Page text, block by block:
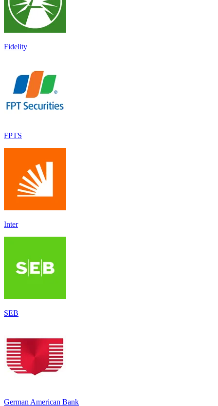
Fidelity
FPTS
Inter
SEB
German American Bank